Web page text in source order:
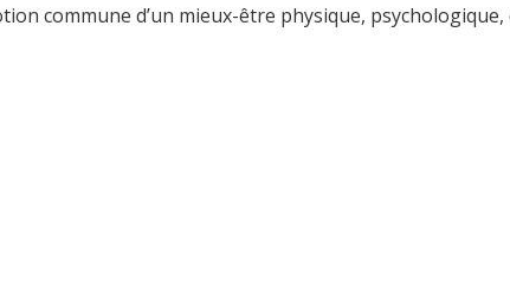
commune d’un mieux-être physique,